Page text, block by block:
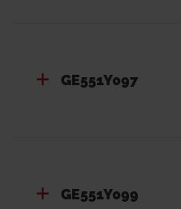
- DIME PER SATELLITI
SCAMBIATORE, GE556-1
Dime per installazione
GE551Y093,
GE551Y097
GE551Y099